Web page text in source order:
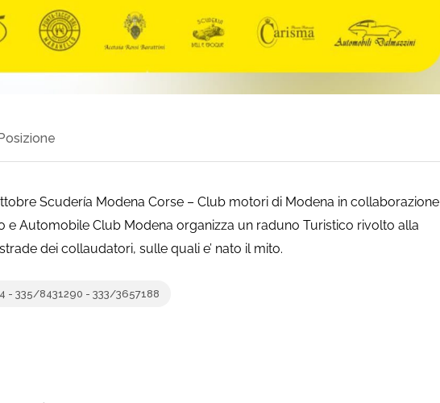
Scudería Modena Corse – Club motori di Modena in collaborazione
e Automobile Club Modena organizza un raduno Turistico rivolto alla
dei collaudatori, sulle quali e’ nato il mito.
- 335/8431290 - 333/3657188